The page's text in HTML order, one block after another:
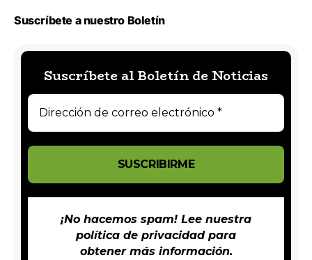
Suscríbete a nuestro Boletín
Suscríbete al Boletín de Noticias
¡No hacemos spam! Lee nuestra
política de privacidadpara
obtener más información.